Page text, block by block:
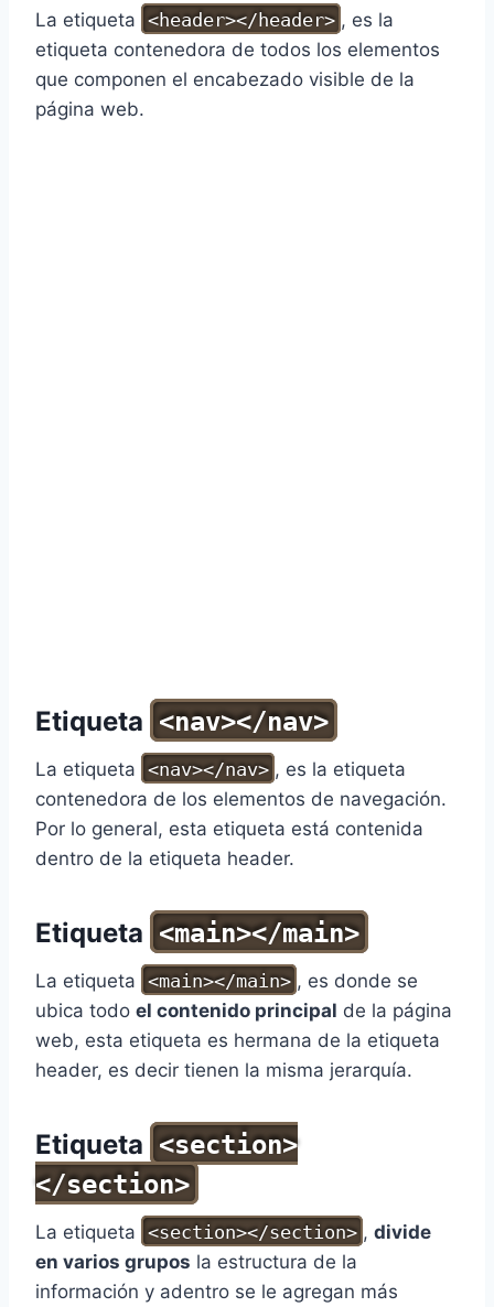
La etiqueta <header></header> , es la
etiqueta contenedora de todos los elementos
que componen el encabezado visible de la
página web.
Etiqueta <nav></nav>
La etiqueta <nav></nav> , es la etiqueta
contenedora de los elementos de navegación.
Por lo general, esta etiqueta está contenida
dentro de la etiqueta header.
Etiqueta <main></main>
La etiqueta <main></main> , es donde se
ubica todo el contenido principal de la página
web, esta etiqueta es hermana de la etiqueta
header, es decir tienen la misma jerarquía.
Etiqueta <section>
</section>
La etiqueta <section></section> ,divide
en varios grupos la estructura de la
información y adentro se le agregan más